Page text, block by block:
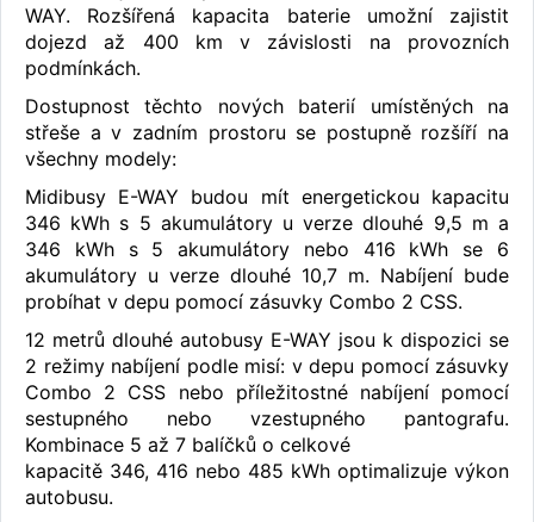
WAY. Rozšířená kapacita baterie umožní zajistit
dojezd až 400 km v závislosti na provozních
podmínkách.
Dostupnost těchto nových baterií umístěných na
střeše a v zadním prostoru se postupně rozšíří na
všechny modely:
Midibusy E-WAY budou mít energetickou kapacitu
346 kWh s 5 akumulátory u verze dlouhé 9,5 m a
346 kWh s 5 akumulátory nebo 416 kWh se 6
akumulátory u verze dlouhé 10,7 m. Nabíjení bude
probíhat v depu pomocí zásuvky Combo 2 CSS.
12 metrů dlouhé autobusy E-WAY jsou k dispozici se
2 režimy nabíjení podle misí: v depu pomocí zásuvky
Combo 2 CSS nebo příležitostné nabíjení pomocí
sestupného nebo vzestupného pantografu.
Kombinace 5 až 7 balíčků o celkové
kapacitě 346, 416 nebo 485 kWh optimalizuje výkon
autobusu.